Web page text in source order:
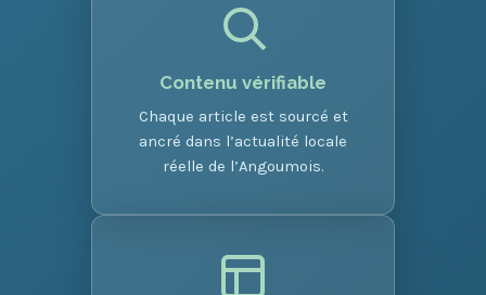
Contenu vérifiable
Chaque article est sourcé et
ancré dans l’actualité locale
réelle de l’Angoumois.